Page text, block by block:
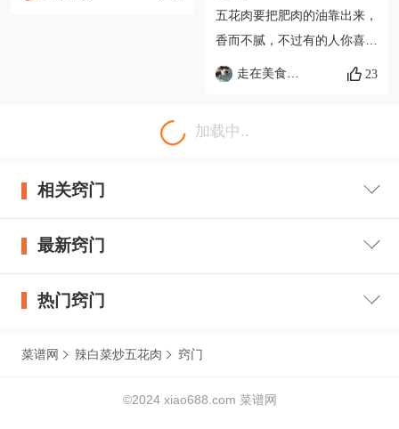
菜酸酸甜甜，清新爽口，既可
生酸味的乳酸菌，不但可以促
的蛋白质分解和吸收，有非常
好的开胃健食的作用。 2.保
酸菌具有酸味，吃后能遏制人
肠内发生异常发酵，从而抑制
的破坏,起到预防肠炎或结肠
五花肉要把肥肉的油靠出来，
香而不腻，不过有的人你喜欢
吃肥的就不用这么麻烦了。辣
点汤汁、这样炒的时候不会太
欢吃胡萝卜、所以放了半根。
走在美食路上的帅帅的雪纳瑞Nick的主人 23
加载中..
相关窍门
最新窍门
热门窍门
菜谱网 辣白菜炒五花肉 窍门
©2024 xiao688.com 菜谱网